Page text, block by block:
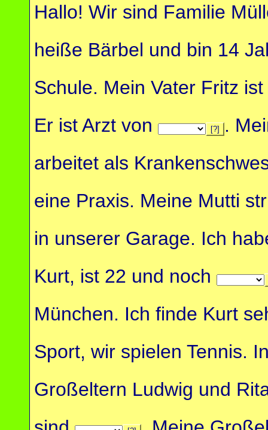
Hallo! Wir sind Familie
heiße Bärbel und bin 14
Schule. Mein Vater Fritz
Er ist Arzt von
[?]
.
arbeitet als
eine Praxis. Meine Mutti
in unserer Garage. Ich
Kurt, ist 22 und noch
München. Ich finde Kurt
Sport, wir spielen Tennis.
Großeltern Ludwig und